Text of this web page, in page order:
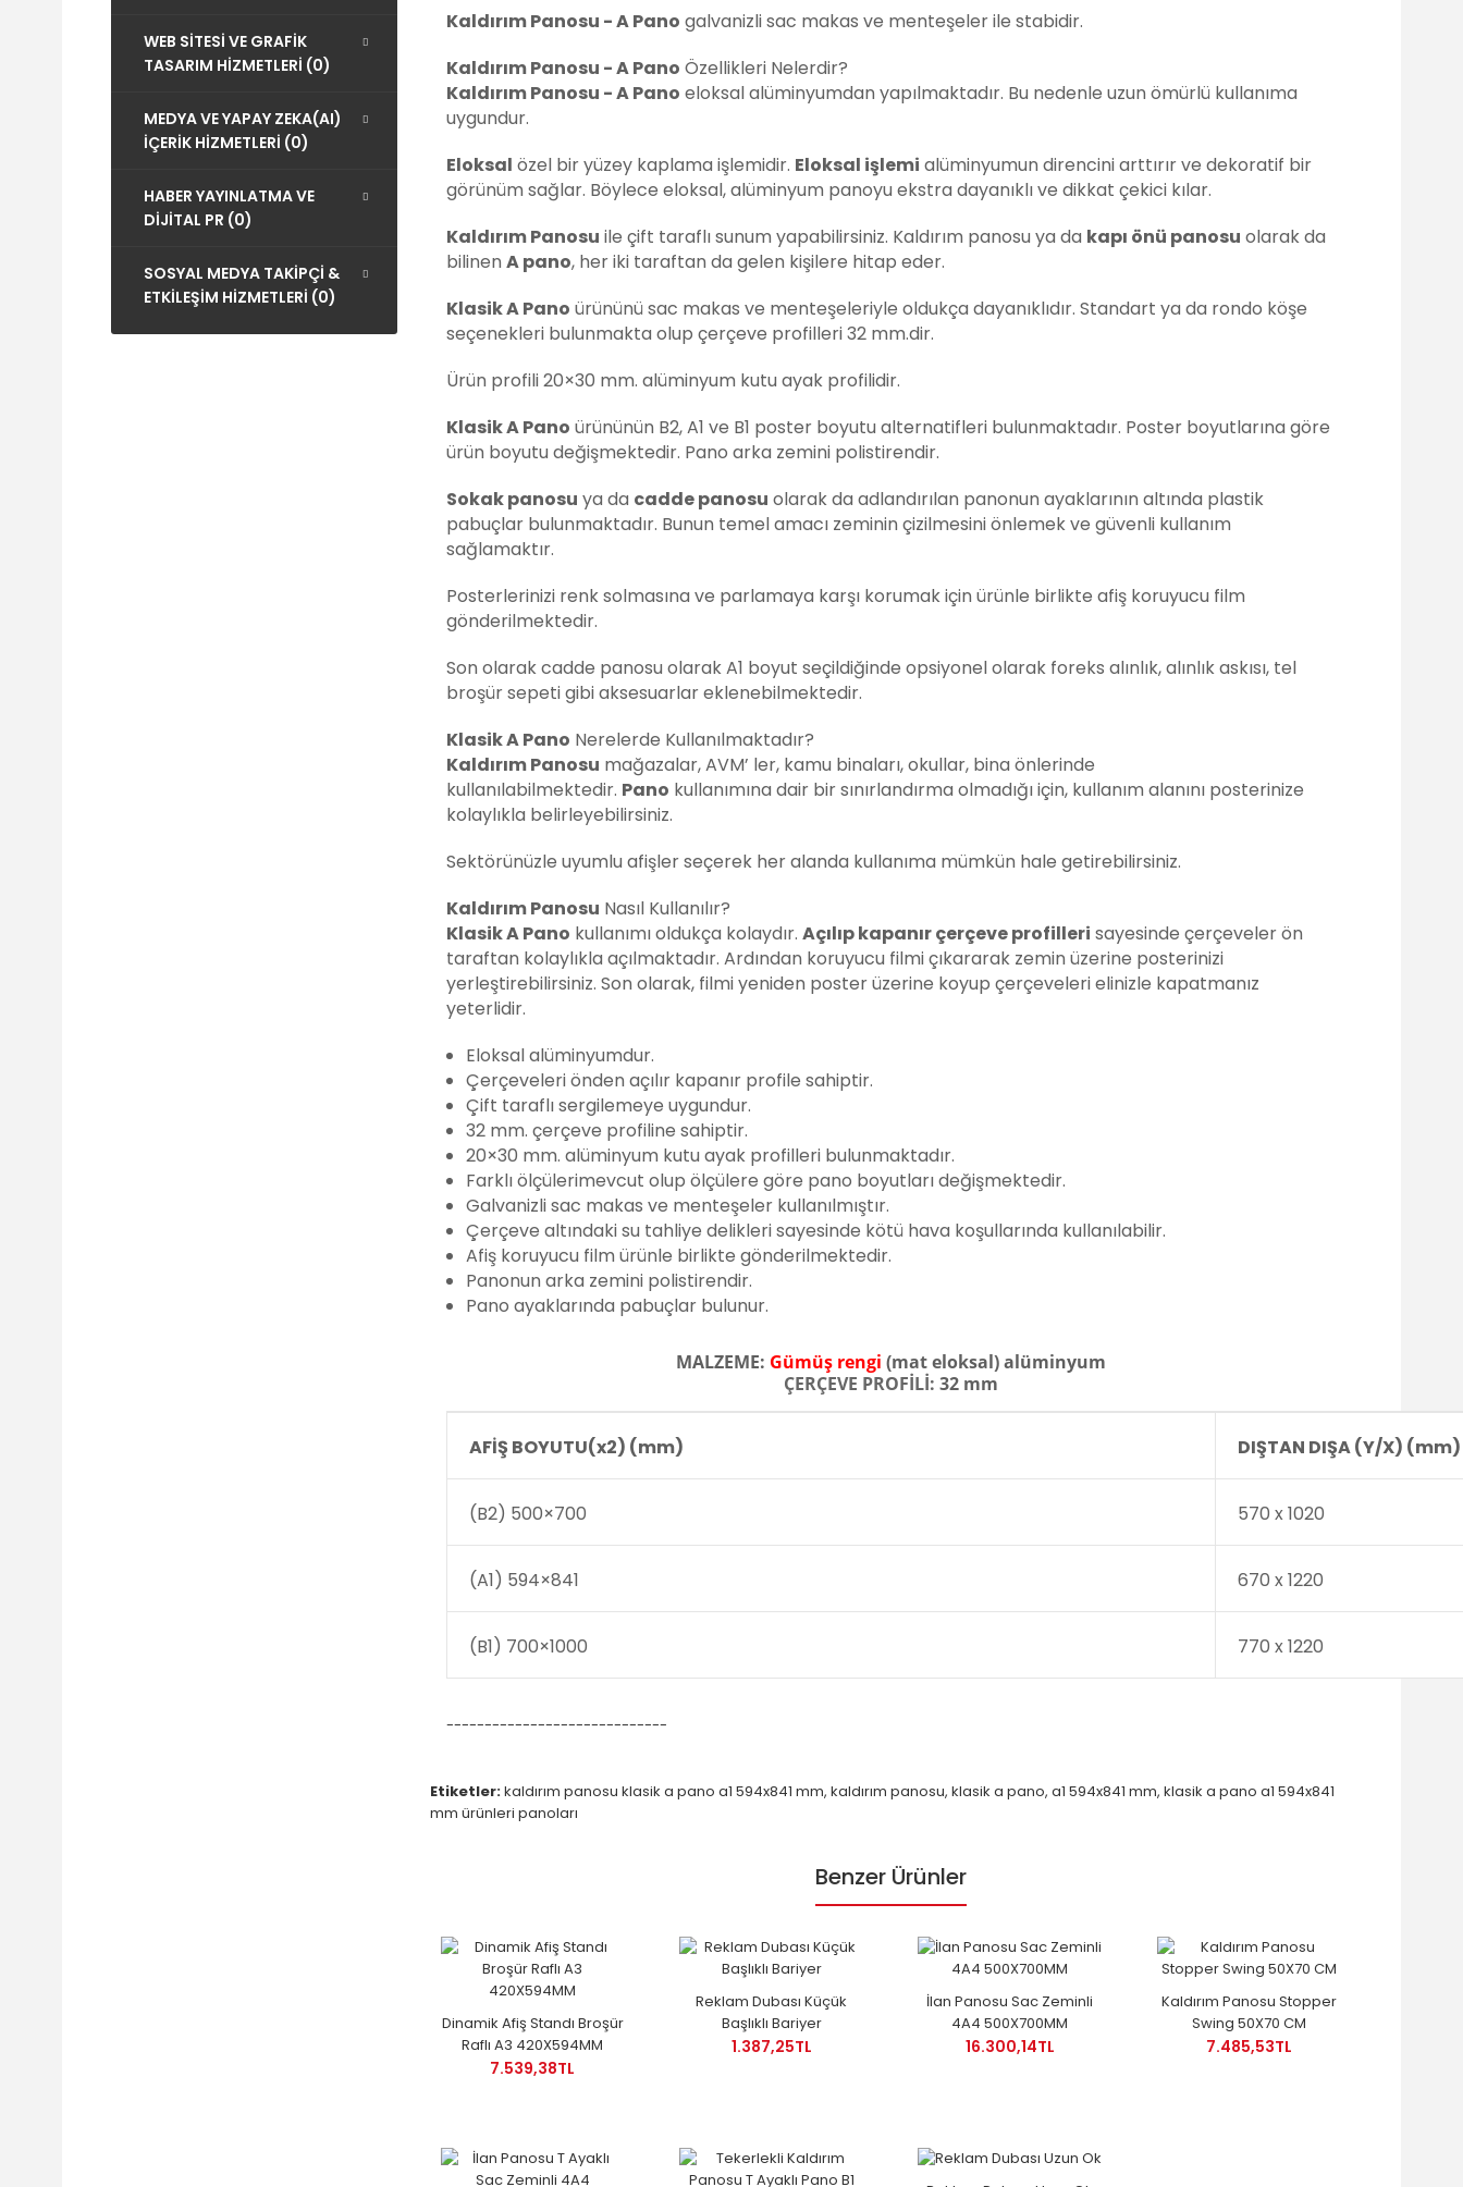
WEB SİTESİ VE GRAFİK
TASARIM HİZMETLERİ (0)
MEDYA VE YAPAY ZEKA(AI)
İÇERİK HİZMETLERİ (0)
HABER YAYINLATMA VE
DİJİTAL PR (0)
SOSYAL MEDYA TAKİPÇİ &
ETKİLEŞİM HİZMETLERİ (0)
Kaldırım Panosu -A Pano galvanizli sac makas ve menteşeler ile stabidir.
Kaldırım Panosu -A Pano Özellikleri Nelerdir?
Kaldırım Panosu -A Pano eloksal alüminyumdan yapılmaktadır. Bu nedenle uzun ömürlü kullanıma
uygundur.
Eloksal özel bir yüzey kaplama işlemidir. Eloksal işlemi alüminyumun direncini arttırır ve dekoratif bir
görünüm sağlar. Böylece eloksal, alüminyum panoyu ekstra dayanıklı ve dikkat çekici kılar.
Kaldırım Panosu ile çift taraflı sunum yapabilirsiniz. Kaldırım panosu ya da kapı önü panosu olarak da
bilinen A pano, her iki taraftan da gelen kişilere hitap eder.
Klasik A Pano ürününü sac makas ve menteşeleriyle oldukça dayanıklıdır. Standart ya da rondo köşe
seçenekleri bulunmakta olup çerçeve profilleri 32 mm.dir.
Ürün profili 20×30 mm. alüminyum kutu ayak profilidir.
Klasik A Pano ürününün B2, A1 ve B1 poster boyutu alternatifleri bulunmaktadır. Poster boyutlarına göre
ürün boyutu değişmektedir. Pano arka zemini polistirendir.
Sokak panosu ya da cadde panosu olarak da adlandırılan panonun ayaklarının altında plastik
pabuçlar bulunmaktadır. Bunun temel amacı zeminin çizilmesini önlemek ve güvenli kullanım
sağlamaktır.
Posterlerinizi renk solmasına ve parlamaya karşı korumak için ürünle birlikte afiş koruyucu film
gönderilmektedir.
Son olarak cadde panosu olarak A1 boyut seçildiğinde opsiyonel olarak foreks alınlık, alınlık askısı, tel
broşür sepeti gibi aksesuarlar eklenebilmektedir.
Klasik A Pano Nerelerde Kullanılmaktadır?
Kaldırım Panosu mağazalar, AVM’ ler, kamu binaları, okullar, bina önlerinde
kullanılabilmektedir. Pano kullanımına dair bir sınırlandırma olmadığı için, kullanım alanını posterinize
kolaylıkla belirleyebilirsiniz.
Sektörünüzle uyumlu afişler seçerek her alanda kullanıma mümkün hale getirebilirsiniz.
Kaldırım Panosu Nasıl Kullanılır?
Klasik A Pano kullanımı oldukça kolaydır. Açılıp kapanır çerçeve profilleri sayesinde çerçeveler ön
taraftan kolaylıkla açılmaktadır. Ardından koruyucu filmi çıkararak zemin üzerine posterinizi
yerleştirebilirsiniz. Son olarak, filmi yeniden poster üzerine koyup çerçeveleri elinizle kapatmanız
yeterlidir.
Eloksal alüminyumdur.
Çerçeveleri önden açılır kapanır profile sahiptir.
Çift taraflı sergilemeye uygundur.
32 mm. çerçeve profiline sahiptir.
20×30 mm. alüminyum kutu ayak profilleri bulunmaktadır.
Farklı ölçülerimevcut olup ölçülere göre pano boyutları değişmektedir.
Galvanizli sac makas ve menteşeler kullanılmıştır.
Çerçeve altındaki su tahliye delikleri sayesinde kötü hava koşullarında kullanılabilir.
Afiş koruyucu film ürünle birlikte gönderilmektedir.
Panonun arka zemini polistirendir.
Pano ayaklarında pabuçlar bulunur.
MALZEME: Gümüş rengi (mat eloksal) alüminyum
ÇERÇEVE PROFİLİ: 32 mm
AFİŞ BOYUTU(x2) (mm) DIŞTAN DIŞA (Y/X) (mm)
(B2) 500×700 570 x 1020
(A1) 594×841 670 x 1220
(B1) 700×1000 770 x 1220
-----------------------------
Etiketler:kaldırım panosu klasik a pano a1 594x841 mm, kaldırım panosu, klasik a pano, a1 594x841 mm, klasik a pano a1 594x841
mm ürünleri panoları
Benzer Ürünler
Dinamik Afiş Standı Broşür
Raflı A3 420X594MM
7.539,38TL
Reklam Dubası Küçük
Başlıklı Bariyer
1.387,25TL
İlan Panosu Sac Zeminli
4A4 500X700MM
16.300,14TL
Kaldırım Panosu Stopper
Swing 50X70 CM
7.485,53TL